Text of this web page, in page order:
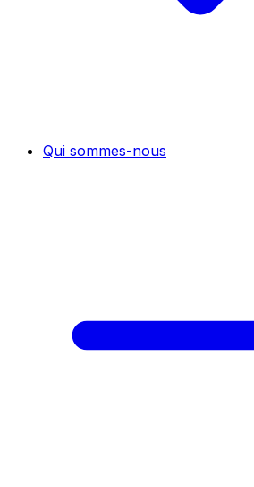
Qui sommes-nous